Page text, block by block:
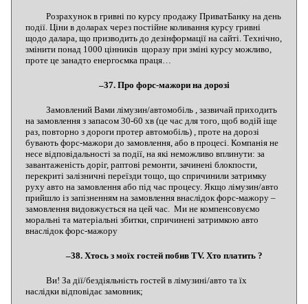
Розрахунок в гривні по курсу продажу ПриватБанку на день
події. Ціни в доларах через постійне коливання курсу гривні
щодо далара, що призводить до дезінформації на сайті. Технічно,
змінити понад 1000 цінників щоразу при зміні курсу можливо,
проте це занадто енергоємка праця…
–37. Про форс-мажори на дорозі
Замовлений Вами лімузин/автомобіль , зазвичай приходить
на замовлення з запасом 30-60 хв (це час для того, щоб водій іще
раз, повторно з дороги протер автомобіль) , проте на дорозі
бувають форс-мажори до замовлення, або в процесі. Компанія не
несе відповідальності за події, на які неможливо вплинути: за
завантаженість доріг, раптові ремонти, зачинені блокпости,
перекриті залізничні переїзди тощо, що спричинили затримку
руху авто на замовлення або під час процесу. Якщо лімузин/авто
прийшло із запізненням на замовлення внаслідок форс-мажору –
замовлення видовжується на цей час. Ми не компенсовуємо
моральні та матеріальні збитки, спричинені затримкою авто
внаслідок форс-мажору
–38. Хтось з моїх гостей побив TV. Хто платить ?
Ви! За дії/бездіяльність гостей в лімузині/авто та їх
наслідки відповідає замовник;